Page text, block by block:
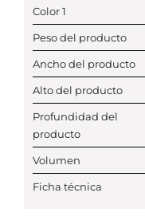
Color 1
Peso del producto
Ancho del producto
Alto del producto
Profundidad del
producto
Volumen
Ficha técnica